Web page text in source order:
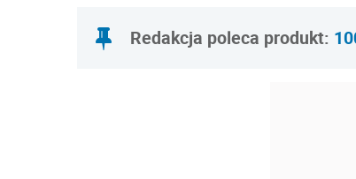
Redakcja poleca produkt: